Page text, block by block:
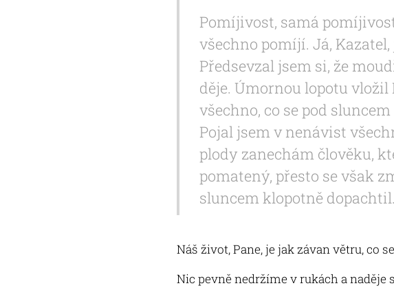
Pomíjivost, samá
všechno pomíjí. Já,
Předsevzal jsem si, že
děje. Úmornou lopotu
všechno, co se pod
Pojal jsem v nenávist
plody zanechám člověku,
pomatený, přesto se však
sluncem klopotně
Náš život, Pane, je jak závan větru, co
Nic pevně nedržíme v rukách a naděje